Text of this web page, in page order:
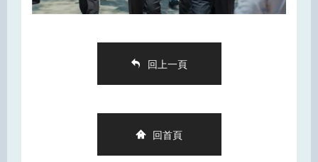
回上一頁
回首頁